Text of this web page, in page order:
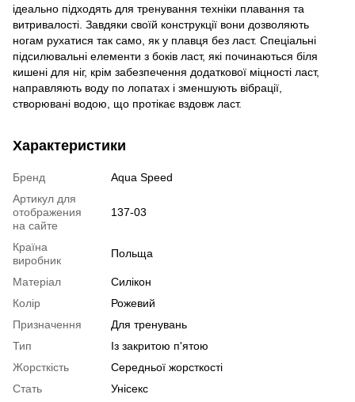
ідеально підходять для тренування техніки плавання та
витривалості. Завдяки своїй конструкції вони дозволяють
ногам рухатися так само, як у плавця без ласт. Спеціальні
підсилювальні елементи з боків ласт, які починаються біля
кишені для ніг, крім забезпечення додаткової міцності ласт,
направляють воду по лопатах і зменшують вібрації,
створювані водою, що протікає вздовж ласт.
Характеристики
Бренд
Aqua Speed
Артикул для
отображения
на сайте
137-03
Країна
виробник
Польща
Матеріал
Силікон
Колір
Рожевий
Призначення
Для тренувань
Тип
Із закритою п'ятою
Жорсткість
Середньої жорсткості
Стать
Унісекс